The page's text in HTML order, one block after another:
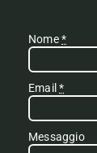
Nome*
Email*
Messaggio